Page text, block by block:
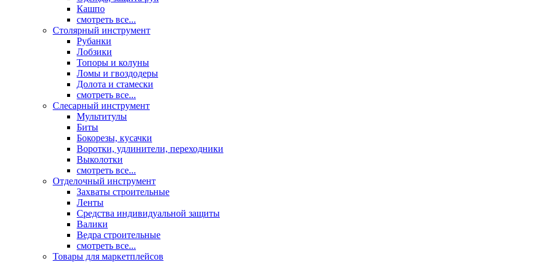
Кашпо
смотреть все...
Столярный инструмент
Рубанки
Лобзики
Топоры и колуны
Ломы и гвоздодеры
Долота и стамески
смотреть все...
Слесарный инструмент
Мультитулы
Биты
Бокорезы, кусачки
Воротки, удлинители, переходники
Выколотки
смотреть все...
Отделочный инструмент
Захваты строительные
Ленты
Средства индивидуальной защиты
Валики
Ведра строительные
смотреть все...
Товары для маркетплейсов